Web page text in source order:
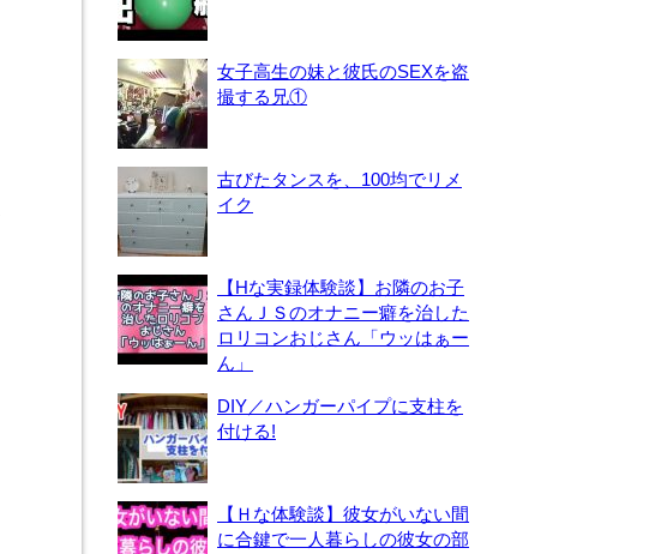
女子高生の妹と彼氏のSEXを盗
撮する兄①
古びたタンスを、100均でリメ
イク
【Hな実録体験談】お隣のお子
さんＪＳのオナニー癖を治した
ロリコンおじさん「ウッはぁー
ん」
DIY／ハンガーパイプに支柱を
付ける!
【Ｈな体験談】彼女がいない間
に合鍵で一人暮らしの彼女の部